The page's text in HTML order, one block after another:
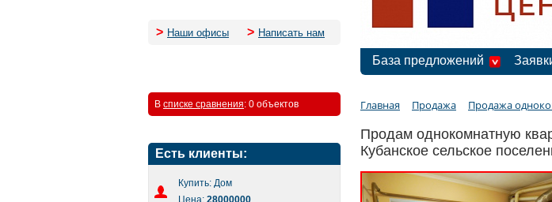
> Наши офисы > Написать нам
База предложений
В списке сравнения: 0 объектов
Есть клиенты:
Купить: Дом
Цена: 28000000
Главная Продажа Продажа
Продам однокомнатную
Кубанское сельское